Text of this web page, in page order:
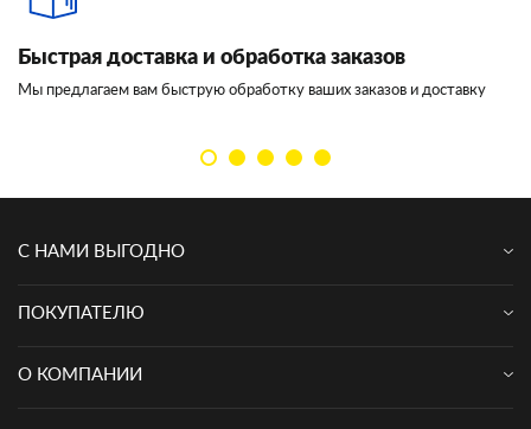
Быстрая доставка и обработка заказов
Мы предлагаем вам быструю обработку ваших заказов и доставку
С НАМИ ВЫГОДНО
ПОКУПАТЕЛЮ
О КОМПАНИИ